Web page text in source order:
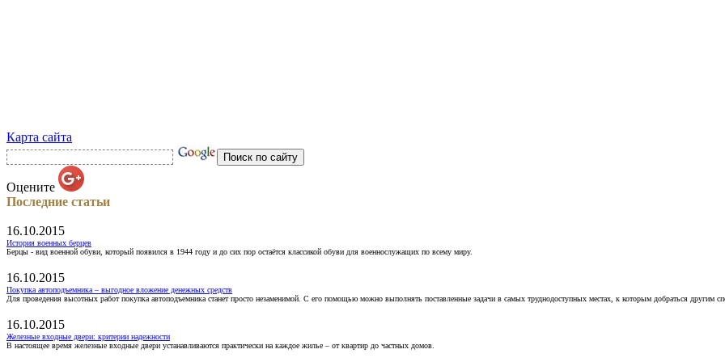
Карта сайта
Оцените
Последние статьи
16.10.2015
История военных берцев
Берцы - вид военной обуви, который появился в 1944 году и до сих пор остаётся классикой обуви для военнослужащих по всему миру.
16.10.2015
Покупка автоподъемника – выгодное вложение денежных средств
Для проведения высотных работ покупка автоподъемника станет просто незаменимой. С его помощью можно выполнять поставленные задачи в самых труднодоступных местах, к которым добраться другим
16.10.2015
Железные входные двери: критерии надежности
В настоящее время железные входные двери устанавливаются практически на каждое жилье – от квартир до частных домов.